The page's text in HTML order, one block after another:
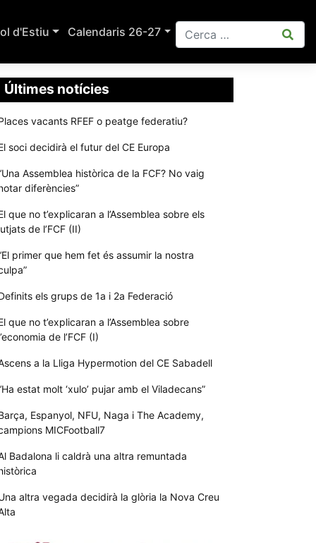
d'Estiu Calendaris 26-27
Últimes notícies
vacants RFEF o peatge federatiu?
soci decidirà el futur del CE Europa
Assemblea històrica de la FCF? No vaig
diferències”
que no t’explicaran a l’Assemblea sobre els
de l’FCF (II)
primer que hem fet és assumir la nostra
els grups de 1a i 2a Federació
que no t’explicaran a l’Assemblea sobre
de l’FCF (I)
a la Lliga Hypermotion del CE Sabadell
estat molt ‘xulo’ pujar amb el Viladecans”
Espanyol, NFU, Naga i The Academy,
MICFootball7
Badalona li caldrà una altra remuntada
altra vegada decidirà la glòria la Nova Creu